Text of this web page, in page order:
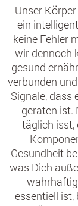
Unser
ein
keine Fehler
wir dennoch
gesund
verbunden
Signale, dass
geraten ist.
täglich isst,
Gesundheit
was Dich
essentiell ist,